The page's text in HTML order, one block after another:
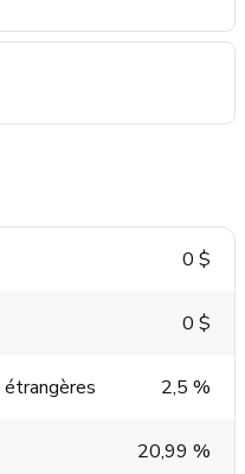
0 $
0 $
étrangères 2,5 %
20,99 %